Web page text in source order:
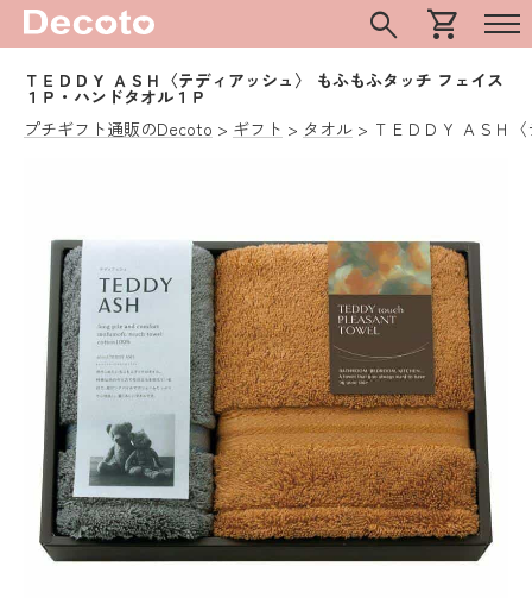
search shopping_cart
ＴＥＤＤＹ ＡＳＨ〈テディアッシュ〉 もふもふタッチ フェイス
１Ｐ・ハンドタオル１Ｐ
プチギフト通販のDecoto
ギフト タオル ＴＥＤＤＹ ＡＳＨ